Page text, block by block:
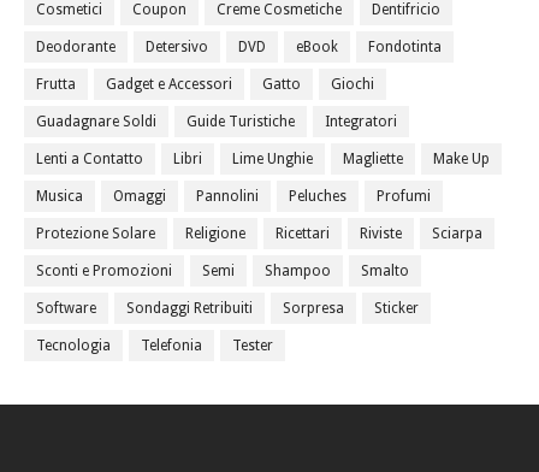
Cosmetici Coupon Creme Cosmetiche Dentifricio
Deodorante Detersivo DVD eBook Fondotinta
Frutta Gadget e Accessori Gatto Giochi
Guadagnare Soldi Guide Turistiche Integratori
Lenti a Contatto Libri Lime Unghie Magliette Make Up
Musica Omaggi Pannolini Peluches Profumi
Protezione Solare Religione Ricettari Riviste Sciarpa
Sconti e Promozioni Semi Shampoo Smalto
Software Sondaggi Retribuiti Sorpresa Sticker
Tecnologia Telefonia Tester